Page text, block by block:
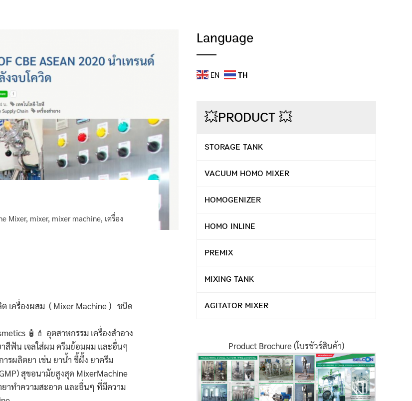
Mixer, mixer, mixer machine, เครื่อง
เครื่องผสม ( Mixer Machine ) ชนิด
ม พร้อมบริการติดตั้ง.
🧴💄 อุตสาหกรรม เครื่องสำอาง
สีฟัน เจลใส่ผม ครีมย้อมผม และอื่นๆ
รผลิตยา เช่น ยาน้ำ ขี้ผึ้ง ยาครีม
สุขอนามัยสูงสุด MixerMachine
ยาทําความสะอาด และอื่นๆ ที่มีความ
Language
EN TH
💥PRODUCT 💥
STORAGE TANK
VACUUM HOMO MIXER
HOMOGENIZER
HOMO INLINE
PREMIX
MIXING TANK
AGITATOR MIXER
Product Brochure (โบรชัวร์สินค้า)